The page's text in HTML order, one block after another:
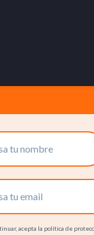
acepta la política de